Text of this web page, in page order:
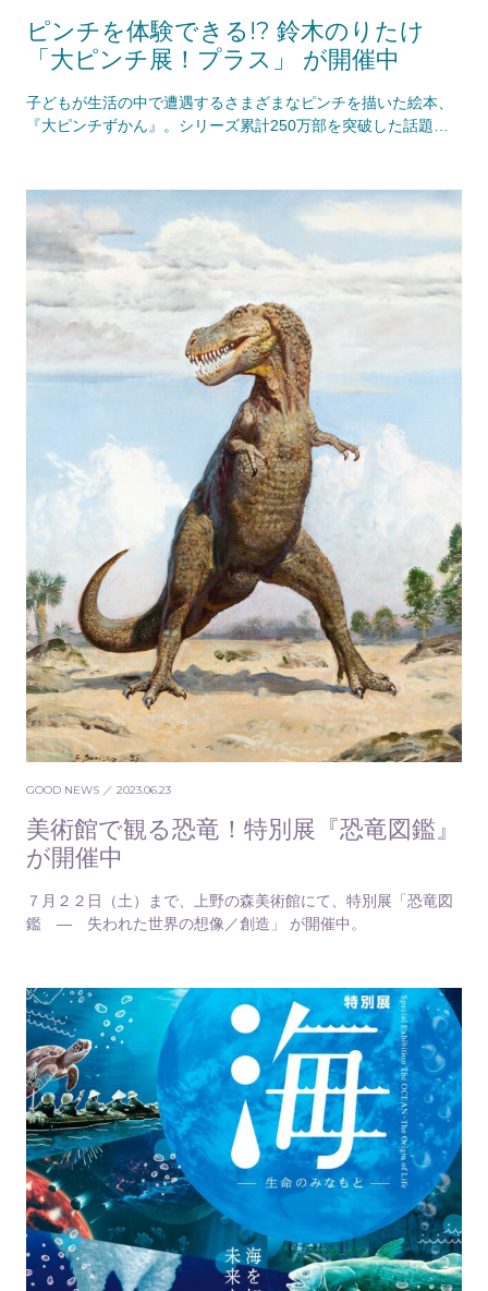
ピンチを体験できる!? 鈴木のりたけ
「大ピンチ展！プラス」 が開催中
子どもが生活の中で遭遇するさまざまなピンチを描いた絵本、
『大ピンチずかん』。シリーズ累計250万部を突破した話題の
GOOD NEWS ／ 2023.06.23
美術館で観る恐竜！特別展『恐竜図鑑』
が開催中
７月２２日（土）まで、上野の森美術館にて、特別展「恐竜図
鑑 ― 失われた世界の想像／創造」 が開催中。